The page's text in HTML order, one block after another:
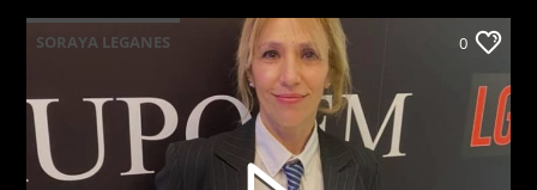
SORAYA LEGANES 0